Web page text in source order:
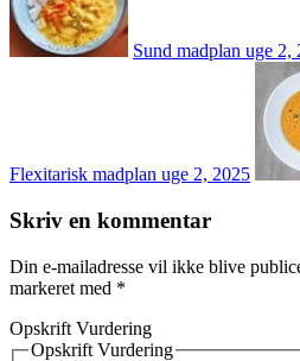
Sund madplan uge 2,
Flexitarisk madplan uge 2, 2025
Skriv en kommentar
Din e-mailadresse vil ikke blive
markeret med *
Opskrift Vurdering
Opskrift Vurdering